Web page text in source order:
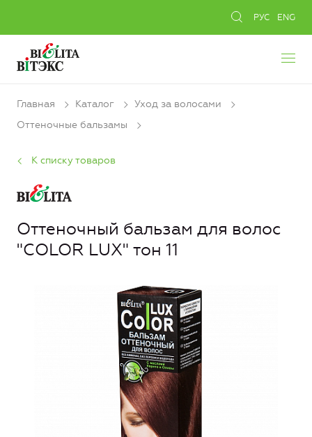
РУС ENG
Главная Каталог
Уход за волосами
Оттеночные бальзамы
К списку товаров
Оттеночный бальзам для волос
"COLOR LUX" тон 11